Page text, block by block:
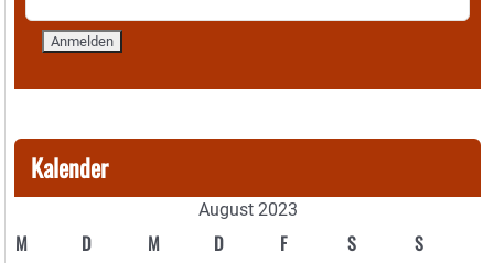
Kalender
August 2023
M D M D F S S